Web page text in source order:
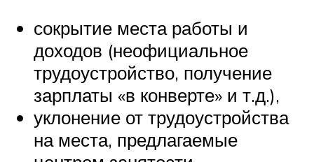
сокрытие места работы и
доходов (неофициальное
трудоустройство, получение
зарплаты «в конверте» и т.д.),
уклонение от трудоустройства
на места, предлагаемые